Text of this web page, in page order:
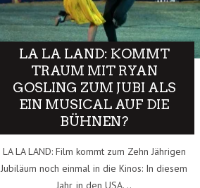
LA LA LAND: KOMMT
TRAUM MIT RYAN
GOSLING ZUM JUBI ALS
EIN MUSICAL AUF DIE
BÜHNEN?
LA LA LAND: Film kommt zum Zehn Jährigen
Jubiläum noch einmal in die Kinos: In diesem
Jahr, in den USA. ..